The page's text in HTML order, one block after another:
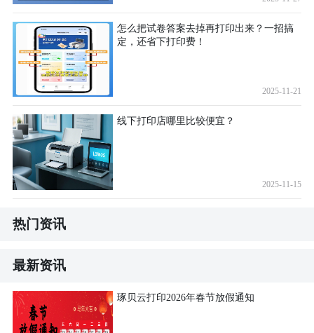
怎么把试卷答案去掉再打印出来？一招搞
定，还省下打印费！
2025-11-21
线下打印店哪里比较便宜？
2025-11-15
热门资讯
最新资讯
琢贝云打印2026年春节放假通知